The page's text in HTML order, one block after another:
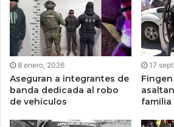
8 enero, 2026
Aseguran a integrantes de
banda dedicada al robo
de vehículos
17
familia